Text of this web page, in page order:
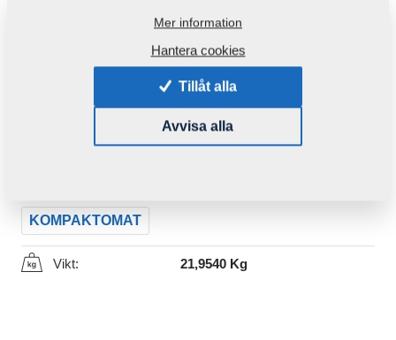
Produktkod: 3011317
Ursprungligt katalognummer: 3009076
KOMPAKTOMAT
Vikt: 21,9540 Kg
Mer information
Hantera cookies
Tillåt alla
Avvisa alla